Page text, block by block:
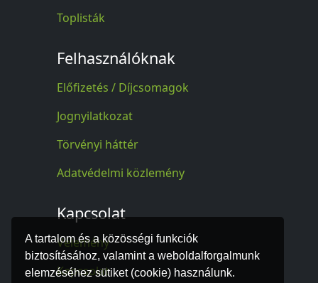
A tartalom és a közösségi funkciók
biztosításához, valamint a weboldalforgalmunk
elemzéséhez sütiket (cookie) használunk.
Toplisták
Felhasználóknak
Előfizetés / Díjcsomagok
Jognyilatkozat
Törvényi háttér
Adatvédelmi közlemény
Kapcsolat
Vélemény
Kapcsolat